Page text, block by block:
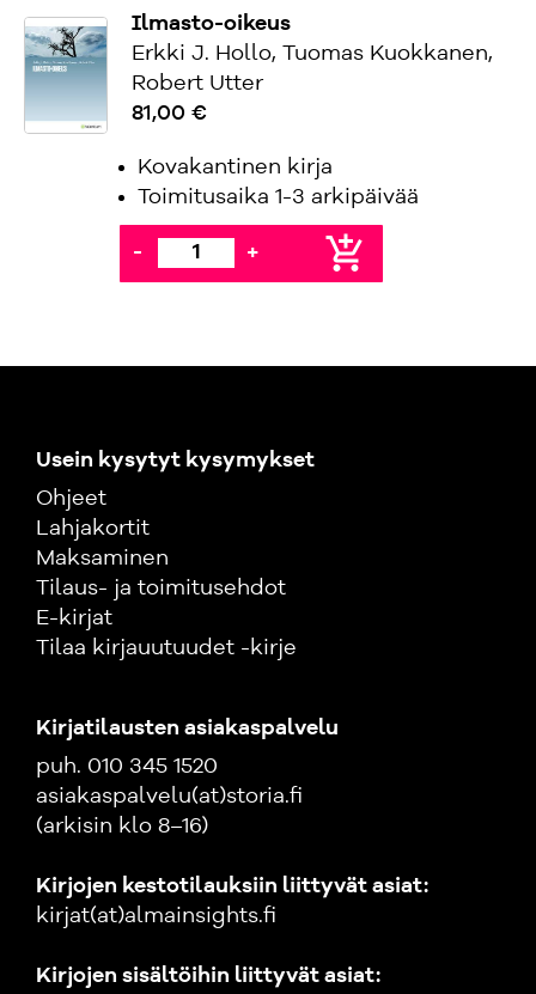
Ilmasto-oikeus
Erkki J. Hollo, Tuomas Kuokkanen,
Robert Utter
81,00 €
Kovakantinen kirja
Toimitusaika 1-3 arkipäivää
- + add_shopping_cart
Usein kysytyt kysymykset
Ohjeet
Lahjakortit
Maksaminen
Tilaus- ja toimitusehdot
E-kirjat
Tilaa kirjauutuudet -kirje
Kirjatilausten asiakaspalvelu
puh. 010 345 1520
asiakaspalvelu(at)storia.fi
(arkisin klo 8–16)
Kirjojen kestotilauksiin liittyvät asiat:
kirjat(at)almainsights.fi
Kirjojen sisältöihin liittyvät asiat: